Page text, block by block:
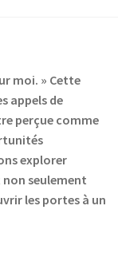
moi. » Cette
appels de
perçue comme
explorer
seulement
les portes à un